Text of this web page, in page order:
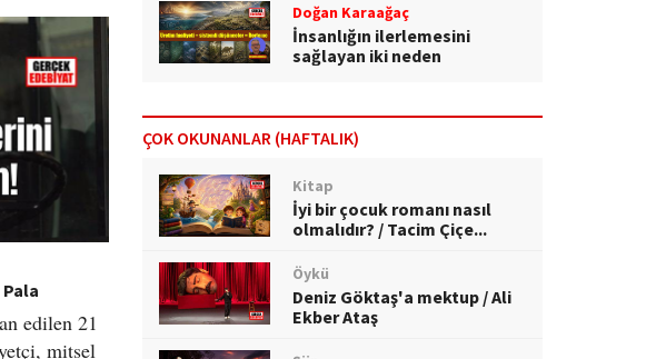
edilen 21
mitsel
Doğan Karaağaç
İnsanlığın ilerlemesini
sağlayan iki neden
ÇOK OKUNANLAR (HAFTALIK)
Kitap
İyi bir çocuk romanı nasıl
olmalıdır? / Tacim Çiçe...
Öykü
Deniz Göktaş'a mektup / Ali
Ekber Ataş